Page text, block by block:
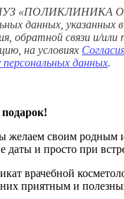
ЧУЗ «ПОЛИКЛИНИКА
данных, указанных
обратной связи и/или
на условиях
данных.
желаем своим родным
даты и просто при
врачебной
приятным и